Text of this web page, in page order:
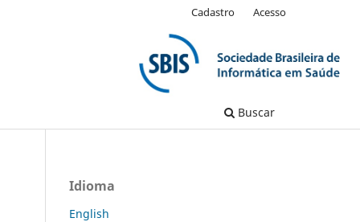
Buscar
Cadastro Acesso
Idioma
English